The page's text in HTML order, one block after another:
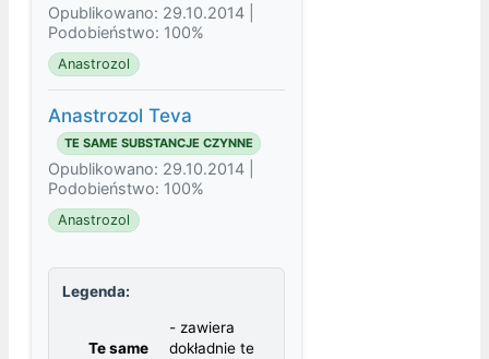
Opublikowano: 29.10.2014 |
Podobieństwo: 100%
Anastrozol
Anastrozol Teva
TE SAME SUBSTANCJE CZYNNE
Opublikowano: 29.10.2014 |
Podobieństwo: 100%
Anastrozol
Legenda:
Te same
- zawiera
dokładnie te